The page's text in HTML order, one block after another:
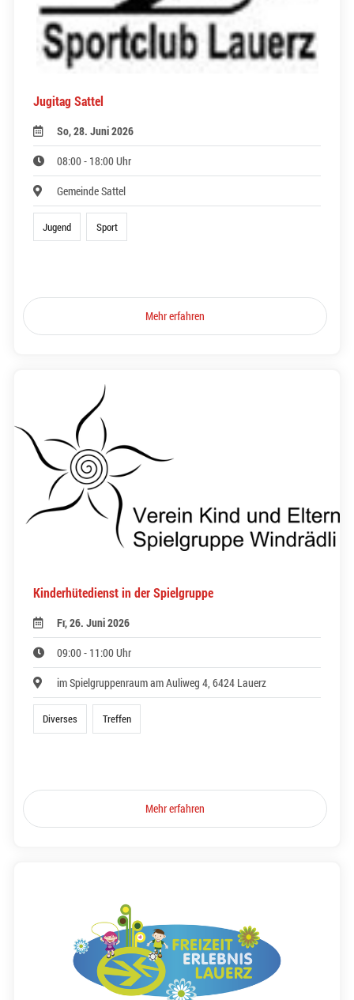
Jugitag Sattel
So, 28. Juni 2026
08:00 - 18:00 Uhr
Gemeinde Sattel
Jugend Sport
Mehr erfahren
Kinderhütedienst in der Spielgruppe
Fr, 26. Juni 2026
09:00 - 11:00 Uhr
im Spielgruppenraum am Auliweg 4, 6424 Lauerz
Diverses Treffen
Mehr erfahren